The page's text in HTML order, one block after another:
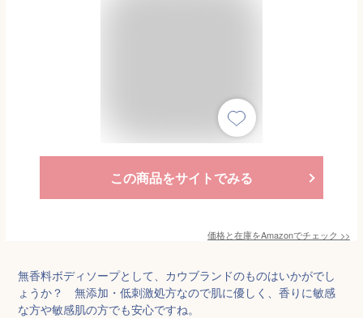
この商品をサイトでみる
価格と在庫をAmazonでチェック >>
無香料ボディソープとして、カウブランドのものはいかがでし
ょうか？ 無添加・低刺激処方なので肌に優しく、香りに敏感
な方や敏感肌の方でも安心ですね。